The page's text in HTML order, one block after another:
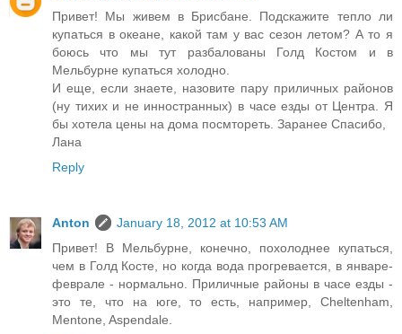
Привет! Мы живем в Брисбане. Подскажите тепло ли
купаться в океане, какой там у вас сезон летом? А то я
боюсь что мы тут разбалованы Голд Костом и в
Мельбурне купаться холодно.
И еще, если знаете, назовите пару приличных районов
(ну тихих и не инностранных) в часе езды от Центра. Я
бы хотела цены на дома посмтореть. Заранее Спасибо,
Лана
Reply
Anton
January 18, 2012 at 10:53 AM
Привет! В Мельбурне, конечно, похолоднее купаться,
чем в Голд Косте, но когда вода прогревается, в январе-
феврале - нормально. Приличные районы в часе езды -
это те, что на юге, то есть, например, Cheltenham,
Mentone, Aspendale.